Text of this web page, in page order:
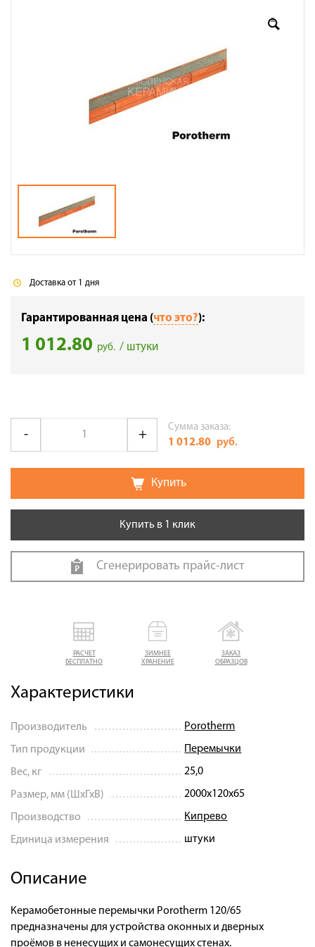
РАСЧЕТ
БЕСПЛАТНО
ЗИМНЕЕ
ХРАНЕНИЕ
ЗАКАЗ
ОБРАЗЦОВ
Характеристики
Производитель Porotherm
Тип продукции Перемычки
Вес, кг 25,0
Размер, мм (ШхГхВ) 2000х120х65
Производство Кипрево
Единица измерения штуки
Описание
Керамобетонные перемычки Porotherm 120/65
предназначены для устройства оконных и дверных
проёмов в ненесущих и самонесущих стенах.
Доставка от 1 дня
Гарантированная цена (что это?):
1 012.80 руб. / штуки
Сумма заказа:
1 012.80 руб.
Купить
Купить в 1 клик
Сгенерировать прайс-лист